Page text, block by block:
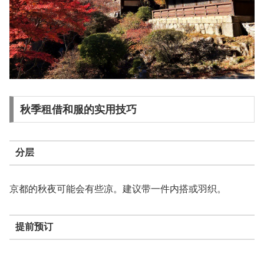
秋季租借和服的实用技巧
分层
京都的秋夜可能会有些凉。建议带一件内搭或羽织。
提前预订